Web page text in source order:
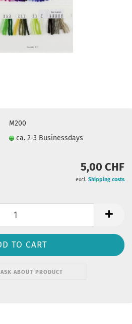
M200
ca. 2-3 Businessdays
5,00 CHF
excl. Shipping costs
ASK ABOUT PRODUCT